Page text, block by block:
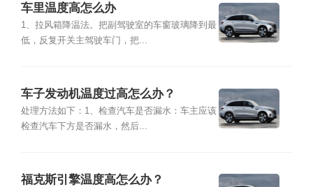
车里温度高怎么办
1、拉风箱降温法。把副驾驶室的车窗玻璃降到最
低，反复开关主驾驶车门，把...
车子发动机温度过高怎么办？
处理方法如下：1、检查汽车是否漏水：车主应该
检查汽车下方是否漏水，然后...
福克斯引擎温度高怎么办？